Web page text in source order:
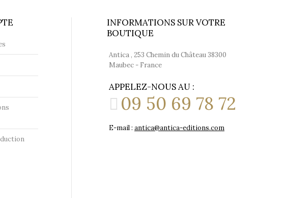
INFORMATIONS SUR VOTRE
BOUTIQUE
Antica , 253 Chemin du Château 38300
Maubec - France
APPELEZ-NOUS AU :
09 50 69 78 72
E-mail : antica@antica-editions.com